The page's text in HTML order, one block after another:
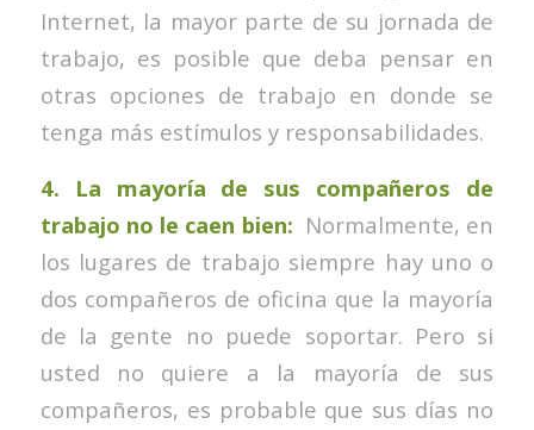
Internet, la mayor parte de su jornada de
trabajo, es posible que deba pensar en
otras opciones de trabajo en donde se
tenga más estímulos y responsabilidades.
4. La mayoría de sus compañeros de
trabajo no le caen bien: Normalmente, en
los lugares de trabajo siempre hay uno o
dos compañeros de oficina que la mayoría
de la gente no puede soportar. Pero si
usted no quiere a la mayoría de sus
compañeros, es probable que sus días no